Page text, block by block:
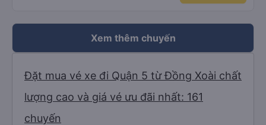
Xem thêm chuyến
Đặt mua vé xe đi Quận 5 từ Đồng Xoài chất
lượng cao và giá vé ưu đãi nhất: 161
chuyến